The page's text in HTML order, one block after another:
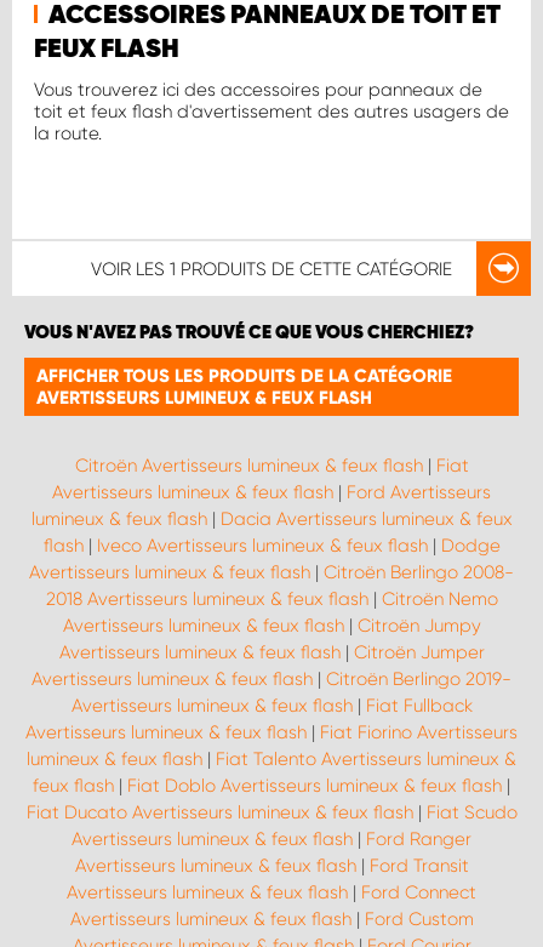
ACCESSOIRES PANNEAUX DE TOIT ET
FEUX FLASH
Vous trouverez ici des accessoires pour panneaux de
toit et feux flash d'avertissement des autres usagers de
la route.
VOIR LES 1 PRODUITS DE CETTE CATÉGORIE
VOUS N'AVEZ PAS TROUVÉ CE QUE VOUS CHERCHIEZ?
AFFICHER TOUS LES PRODUITS DE LA CATÉGORIE
AVERTISSEURS LUMINEUX & FEUX FLASH
Citroën Avertisseurs lumineux & feux flash| Fiat
Avertisseurs lumineux & feux flash | Ford Avertisseurs
lumineux & feux flash| Dacia Avertisseurs lumineux & feux
flash| Iveco Avertisseurs lumineux & feux flash| Dodge
Avertisseurs lumineux & feux flash | Citroën Berlingo 2008-
2018 Avertisseurs lumineux & feux flash| Citroën Nemo
Avertisseurs lumineux & feux flash| Citroën Jumpy
Avertisseurs lumineux & feux flash| Citroën Jumper
Avertisseurs lumineux & feux flash | Citroën Berlingo 2019-
Avertisseurs lumineux & feux flash| Fiat Fullback
Avertisseurs lumineux & feux flash | Fiat Fiorino Avertisseurs
lumineux & feux flash | Fiat Talento Avertisseurs lumineux &
feux flash | Fiat Doblo Avertisseurs lumineux & feux flash |
Fiat Ducato Avertisseurs lumineux & feux flash| Fiat Scudo
Avertisseurs lumineux & feux flash | Ford Ranger
Avertisseurs lumineux & feux flash| Ford Transit
Avertisseurs lumineux & feux flash | Ford Connect
Avertisseurs lumineux & feux flash| Ford Custom